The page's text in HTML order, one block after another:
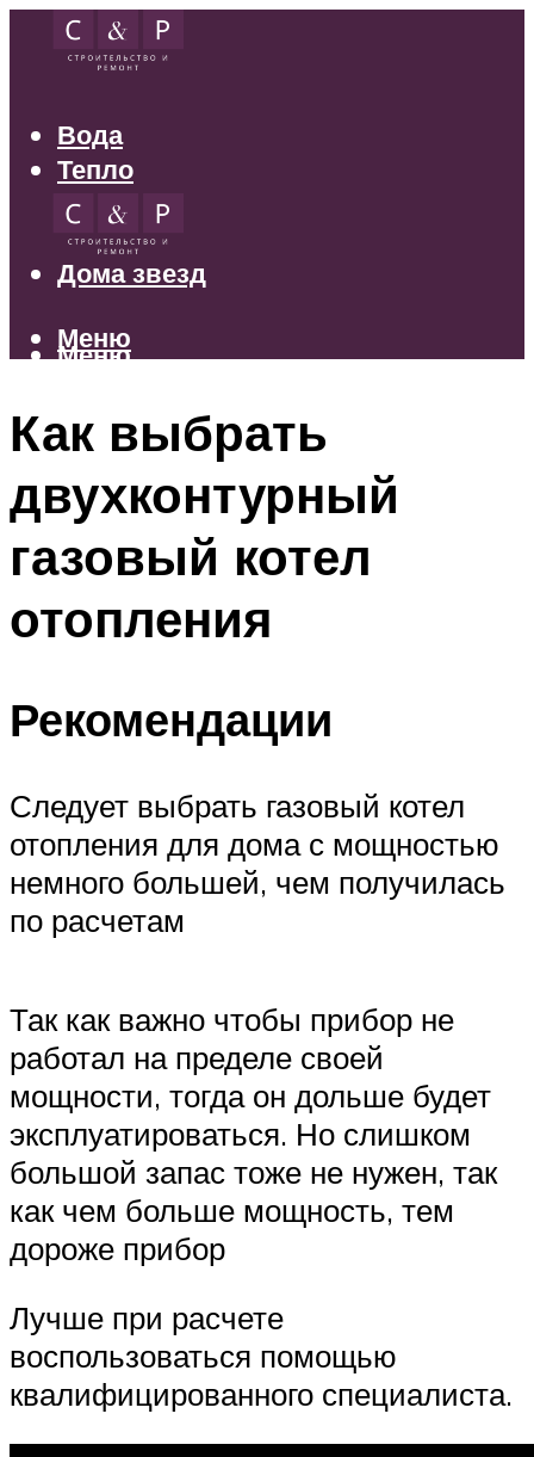
Вода
Тепло
Электрика
Свет
Дома звезд
Меню
Меню
Как выбрать
двухконтурный
газовый котел
отопления
Рекомендации
Следует выбрать газовый котел
отопления для дома с мощностью
немного большей, чем получилась
по расчетам
Так как важно чтобы прибор не
работал на пределе своей
мощности, тогда он дольше будет
эксплуатироваться. Но слишком
большой запас тоже не нужен, так
как чем больше мощность, тем
дороже прибор
Лучше при расчете
воспользоваться помощью
квалифицированного специалиста.